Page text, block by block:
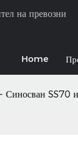
на превозни
Home
Синосван SS70